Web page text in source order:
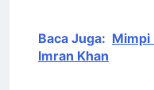
Baca Juga: Mimpi
Imran Khan